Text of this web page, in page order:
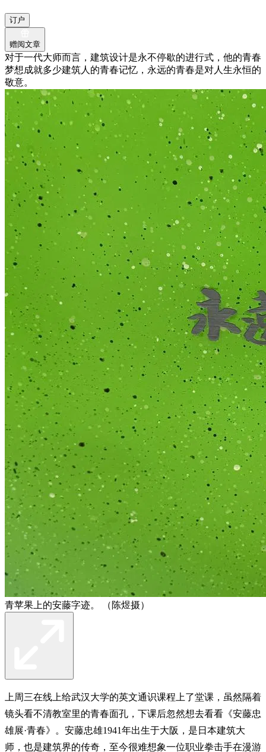
订户
赠阅文章
对于一代大师而言，建筑设计是永不停歇的进行式，他的青春
梦想成就多少建筑人的青春记忆，永远的青春是对人生永恒的
敬意。
青苹果上的安藤字迹。 （陈煜摄）
上周三在线上给武汉大学的英文通识课程上了堂课，虽然隔着
镜头看不清教室里的青春面孔，下课后忽然想去看看《安藤忠
雄展·青春》。安藤忠雄1941年出生于大阪，是日本建筑大
师，也是建筑界的传奇，至今很难想象一位职业拳击手在漫游